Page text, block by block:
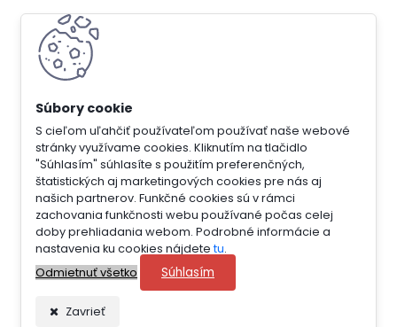
S cieľom uľahčiť používateľom používať naše webové
stránky využívame cookies. Kliknutím na tlačidlo
"Súhlasím" súhlasíte s použitím preferenčných,
štatistických aj marketingových cookies pre nás aj
našich partnerov. Funkčné cookies sú v rámci
zachovania funkčnosti webu používané počas celej
doby prehliadania webom. Podrobné informácie a
nastavenia ku cookies nájdete tu.
Odmietnuť všetko
Súhlasím
Zavrieť